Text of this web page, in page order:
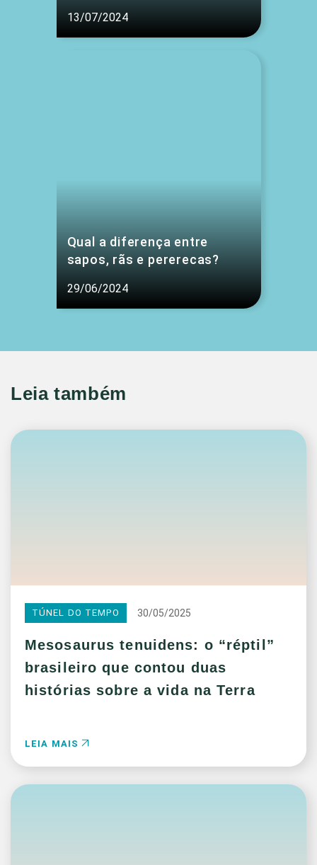
13/07/2024
Qual a diferença entre
sapos, rãs e pererecas?
29/06/2024
Leia também
TÚNEL DO TEMPO 30/05/2025
Mesosaurus tenuidens: o “réptil”
brasileiro que contou duas
histórias sobre a vida na Terra
LEIA MAIS